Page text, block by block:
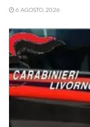
6 AGOSTO, 2026